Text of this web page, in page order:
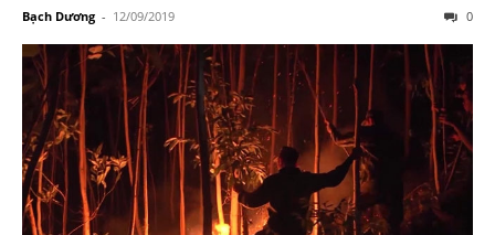
Bạch Dương - 12/09/2019 0